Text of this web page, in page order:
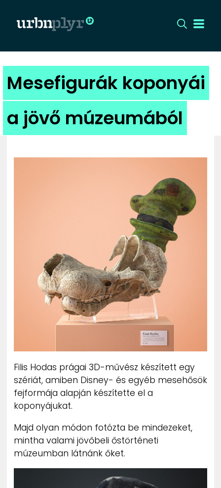
CÍMLAP
DIZÁJN
DIVAT
HIP
UTCA
ZENE
MÉDIAAJÁNLAT
IMPRESSZUM
PR-ARCHÍVUM
ADATKEZELÉSI TÁJÉKOZTATÓ
Mesefigurák koponyái
a jövő múzeumából
Filis Hodas prágai 3D-művész készített egy
szériát, amiben Disney- és egyéb mesehősök
fejformája alapján készítette el a
koponyájukat.
Majd olyan módon fotózta be mindezeket,
mintha valami jövőbeli őstörténeti
múzeumban látnánk őket.